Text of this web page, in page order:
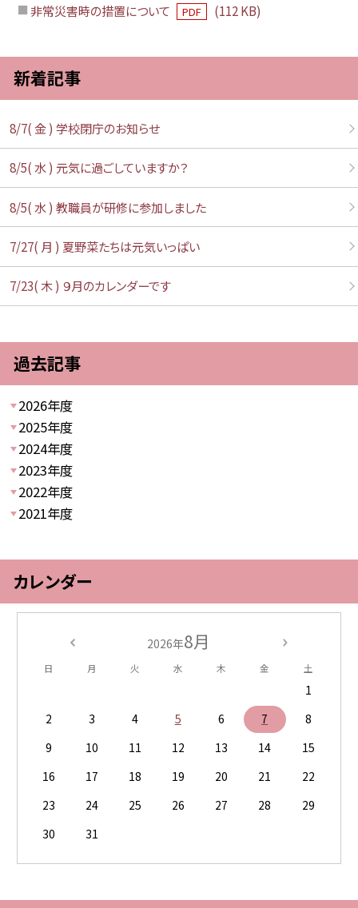
非常災害時の措置について PDF (112 KB)
新着記事
8/7( 金 ) 学校閉庁のお知らせ
8/5( 水 ) 元気に過ごしていますか？
8/5( 水 ) 教職員が研修に参加しました
7/27( 月 ) 夏野菜たちは元気いっぱい
7/23( 木 ) ９月のカレンダーです
過去記事
2026年度
2025年度
2024年度
2023年度
2022年度
2021年度
カレンダー
2026年8月
日 月 火 水 木 金 土
1
2
3 4 5 6 7
8
9
10 11 12 13 14
15
16
17 18 19 20 21
22
23
24 25 26 27 28
29
30
31